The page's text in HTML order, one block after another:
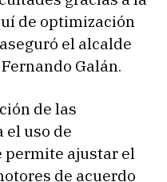
de optimización
el alcalde
Galán.
de las
uso de
permite ajustar el
de acuerdo